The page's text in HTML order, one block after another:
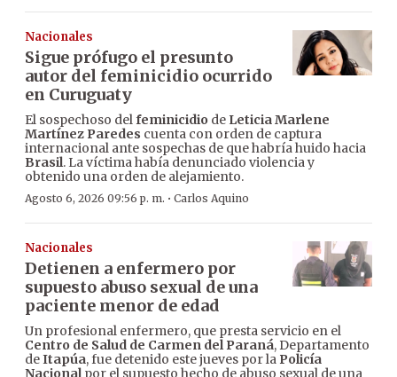
Nacionales
Sigue prófugo el presunto
autor del feminicidio ocurrido
en Curuguaty
El sospechoso delfeminicidio de Leticia Marlene
Martínez Paredes cuenta con orden de captura
internacional ante sospechas de que habría huido hacia
Brasil. La víctima había denunciado violencia y
obtenido una orden de alejamiento.
Agosto 6, 2026 09:56 p. m. · Carlos Aquino
Nacionales
Detienen a enfermero por
supuesto abuso sexual de una
paciente menor de edad
Un profesional enfermero, que presta servicio en el
Centro de Salud de Carmen del Paraná, Departamento
deItapúa, fue detenido este jueves por la Policía
Nacionalpor el supuesto hecho de abuso sexual de una